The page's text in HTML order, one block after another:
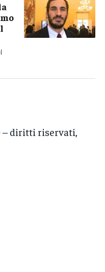
– diritti riservati,